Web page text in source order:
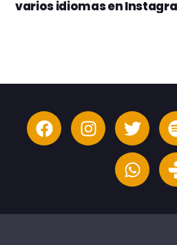
varios idiomas en